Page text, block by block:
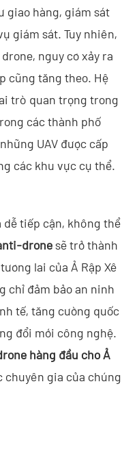
giao hàng, giám sát
giám sát. Tuy nhiên,
nguy cơ xảy ra
cũng tăng theo. Hệ
trò quan trọng trong
các thành phố
UAV được cấp
các khu vực cụ thể.
tiếp cận, không thể
dronesẽ trở thành
lai của Ả Rập Xê
chỉ đảm bảo an ninh
tế, tăng cường quốc
đổi mới công nghệ.
hàng đầu cho Ả
chuyên gia của chúng